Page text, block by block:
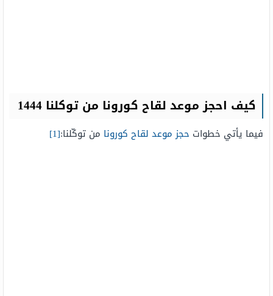
كيف احجز موعد لقاح كورونا من توكلنا 1444
فيما يأتي خطوات حجز موعد لقاح كورونا من توكّلنا:[1]